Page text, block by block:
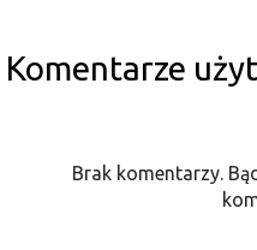
Komentarze
Brak komentarzy.